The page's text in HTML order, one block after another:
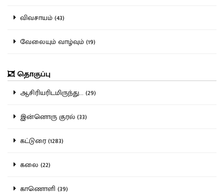
விவசாயம் (43)
வேலையும் வாழ்வும் (19)
தொகுப்பு
ஆசிரியரிடமிருந்து... (29)
இன்னொரு குரல் (33)
கட்டுரை (1283)
கலை (22)
காணொளி (39)